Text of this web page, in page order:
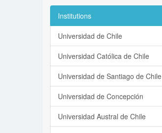
Institutions
Universidad de Chile
Universidad Católica de Chile
Universidad de Santiago de Chile
Universidad de Concepción
Universidad Austral de Chile